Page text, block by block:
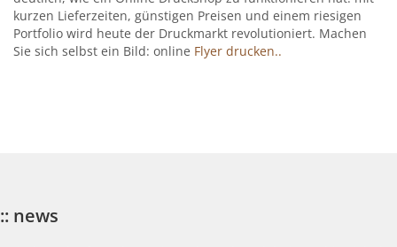
kurzen Lieferzeiten, günstigen Preisen und einem riesigen
Portfolio wird heute der Druckmarkt revolutioniert. Machen
Sie sich selbst ein Bild: online Flyer drucken..
:: news